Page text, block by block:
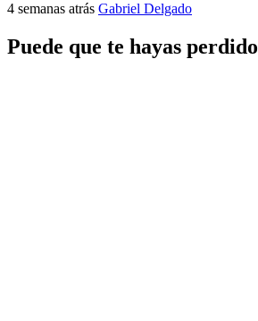
4 semanas atrás Gabriel Delgado
Puede que te hayas perdido